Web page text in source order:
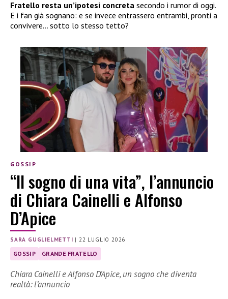
Fratello resta un’ipotesi concreta secondo i rumor di oggi.
E i fan già sognano: e se invece entrassero entrambi, pronti a
convivere… sotto lo stesso tetto?
GOSSIP
“Il sogno di una vita”, l’annuncio
di Chiara Cainelli e Alfonso
D’Apice
SARA GUGLIELMETTI |22 LUGLIO 2026
GOSSIP GRANDE FRATELLO
Chiara Cainelli e Alfonso D’Apice, un sogno che diventa
realtà: l’annuncio